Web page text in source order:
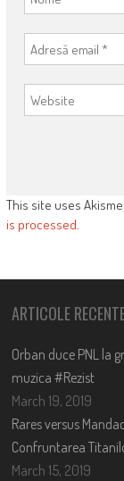
This site uses
is processed.
ARTICOLE
Orban duce PNL la
muzica #Rezist
March 19, 2019
Rares versus
Confruntarea
March 15, 2019